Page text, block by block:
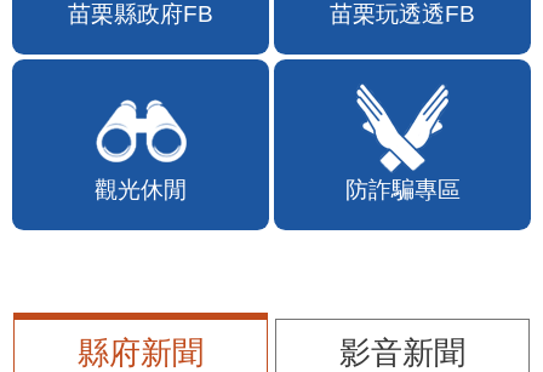
苗栗縣政府FB 苗栗玩透透FB
觀光休閒 防詐騙專區
縣府新聞
影音新聞